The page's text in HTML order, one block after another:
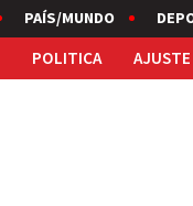
PAÍS/MUNDO
POLITICA AJUSTE